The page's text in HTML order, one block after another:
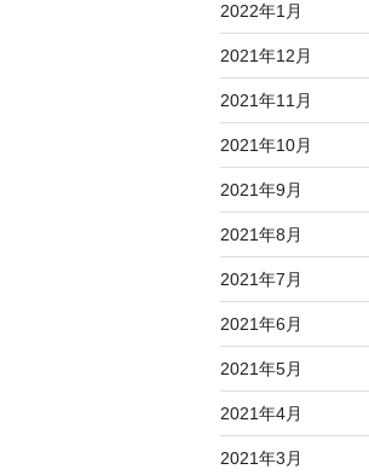
2022年1月
2021年12月
2021年11月
2021年10月
2021年9月
2021年8月
2021年7月
2021年6月
2021年5月
2021年4月
2021年3月